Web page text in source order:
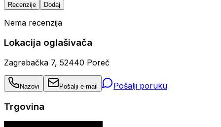
Recenzije Dodaj
Nema recenzija
Lokacija oglašivača
Zagrebačka 7, 52440 Poreč
Nazovi Pošalji e-mail Pošalji poruku
Trgovina